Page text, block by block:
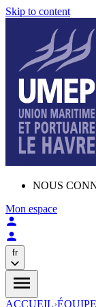
Skip to content
NOUS
Mon espace
fr
ACCUEIL›ÉQUIPE